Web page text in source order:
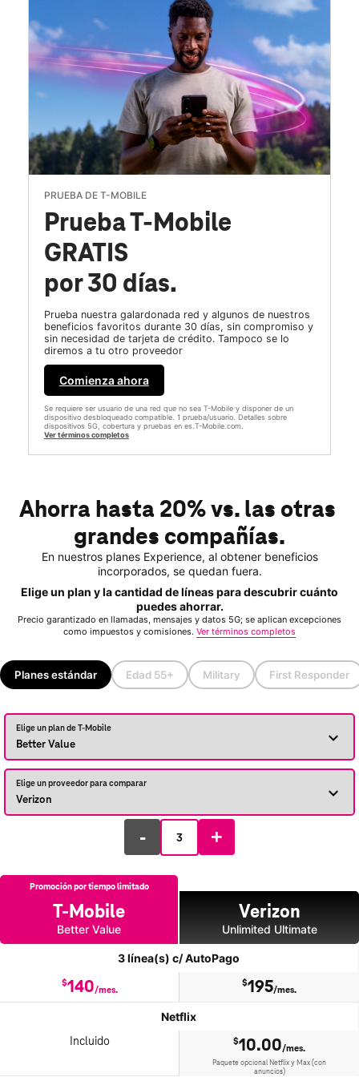
PRUEBA DE T-MOBILE
Prueba T-Mobile
GRATIS
por 30 días.
Prueba nuestra galardonada red y algunos de nuestros
beneficios favoritos durante 30 días, sin compromiso y
sin necesidad de tarjeta de crédito. Tampoco se lo
diremos a tu otro proveedor
Comienza ahora
Se requiere ser usuario de una red que no sea T-Mobile y disponer de un
dispositivo desbloqueado compatible. 1 prueba/usuario. Detalles sobre
dispositivos 5G, cobertura y pruebas en es.T-Mobile.com.
Ver términos completos